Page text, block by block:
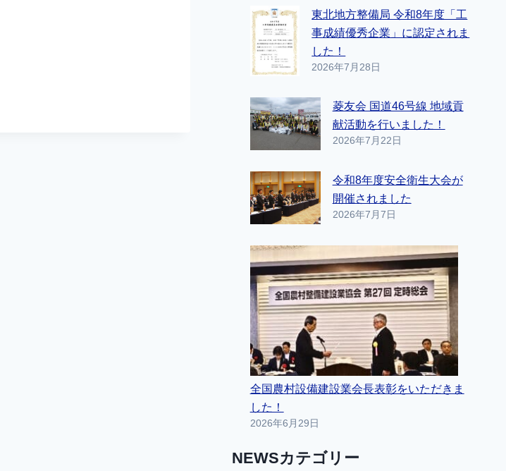
東北地方整備局 令和8年度「工
事成績優秀企業」に認定されま
した！
2026年7月28日
菱友会 国道46号線 地域貢
献活動を行いました！
2026年7月22日
令和8年度安全衛生大会が
開催されました
2026年7月7日
全国農村設備建設業会長表彰をいただきま
した！
2026年6月29日
NEWSカテゴリー